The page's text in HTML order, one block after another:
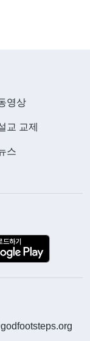
하나님의 주재
과 패역의 태도
는 망상을 품
에서 벽에 부
림은 고통스러
며, 동시에 사
한다. 그 고통
탓일까, 아니
틀렸다. 한마디
택한 생존 방
신 3＞ 중에서)
영상
교 교제
스